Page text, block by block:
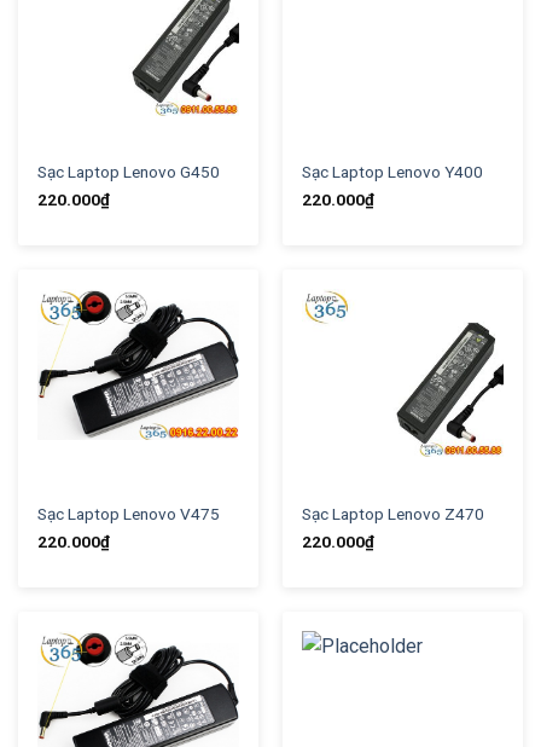
Sạc Laptop Lenovo G450
220.000₫
Sạc Laptop Lenovo Y400
220.000₫
Sạc Laptop Lenovo V475
220.000₫
Sạc Laptop Lenovo Z470
220.000₫